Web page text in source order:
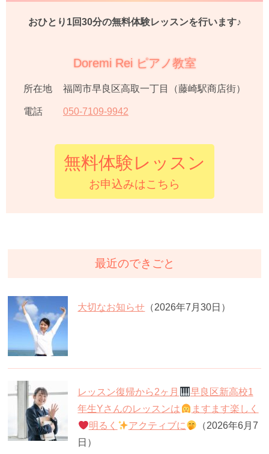
おひとり1回30分の無料体験レッスンを行います♪
Doremi Rei ピアノ教室
所在地 福岡市早良区高取一丁目（藤崎駅商店街）
電話 050-7109-9942
無料体験レッスン
お申込みはこちら
最近のできごと
大切なお知らせ （2026年7月30日）
レッスン復帰から2ヶ月
早良区新高校1
年生Yさんのレッスンは
ますます楽しく
明るく
アクティブに
（2026年6月7
日）